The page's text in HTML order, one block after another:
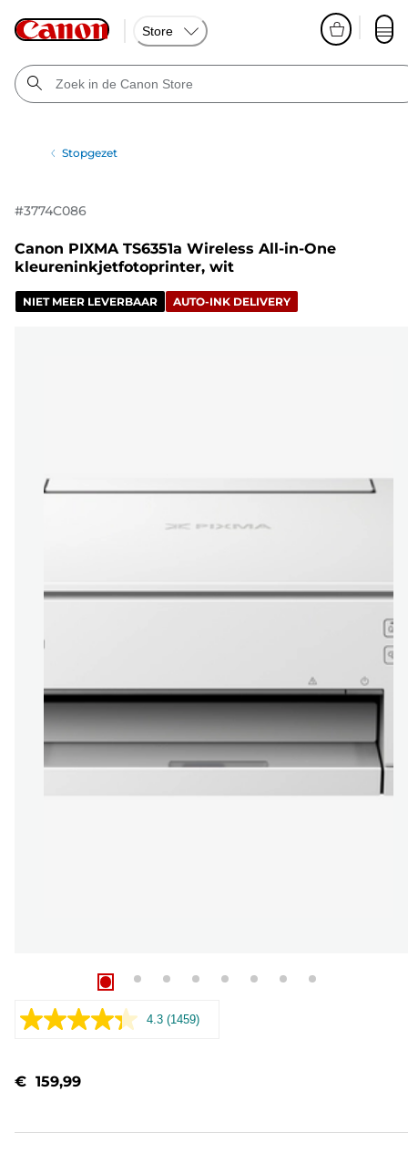
Store
Stopgezet
#3774C086
Canon PIXMA TS6351a Wireless All-in-One
kleureninkjetfotoprinter, wit
NIET MEER LEVERBAAR AUTO-INK DELIVERY
4.3 Lees
(1459)
€ 159,99